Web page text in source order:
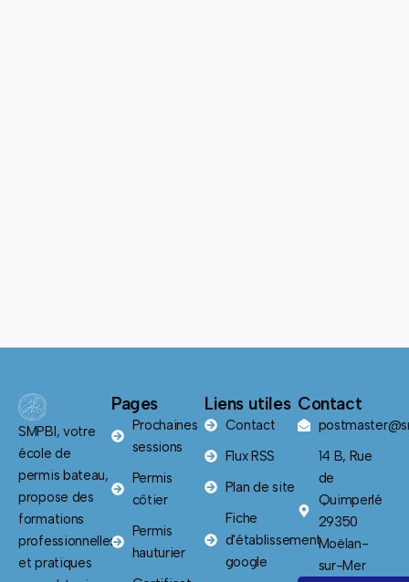
SMPBI, votre
école de
permis bateau,
propose des
formations
professionnelles
et pratiques
Pages
Prochaines
sessions
Permis
côtier
Permis
hauturier
Liens utiles
Contact
Flux RSS
Plan de site
Fiche
d'établissement
google
Contact
14 B, Rue
de
Quimperlé
29350
Moëlan-
sur-Mer